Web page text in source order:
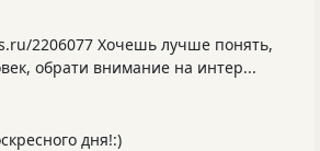
2206077 Хочешь лучше понять,
обрати внимание на интер...
дня!:)